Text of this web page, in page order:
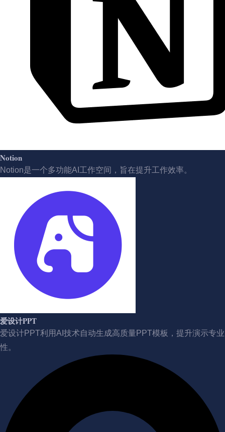
Notion
Notion是一个多功能AI工作空间，旨在提升工作效率。
爱设计PPT
爱设计PPT利用AI技术自动生成高质量PPT模板，提升演示专业
性。